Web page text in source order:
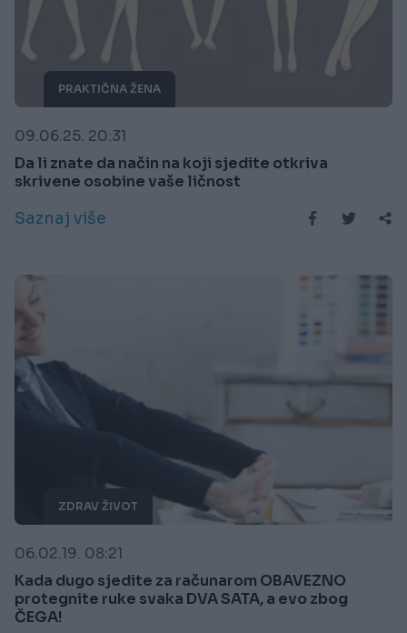
PRAKTIČNA ŽENA
09.06.25. 20:31
Da li znate da način na koji sjedite otkriva
skrivene osobine vaše ličnost
Saznaj više
ZDRAV ŽIVOT
06.02.19. 08:21
Kada dugo sjedite za računarom OBAVEZNO
protegnite ruke svaka DVA SATA, a evo zbog
ČEGA!